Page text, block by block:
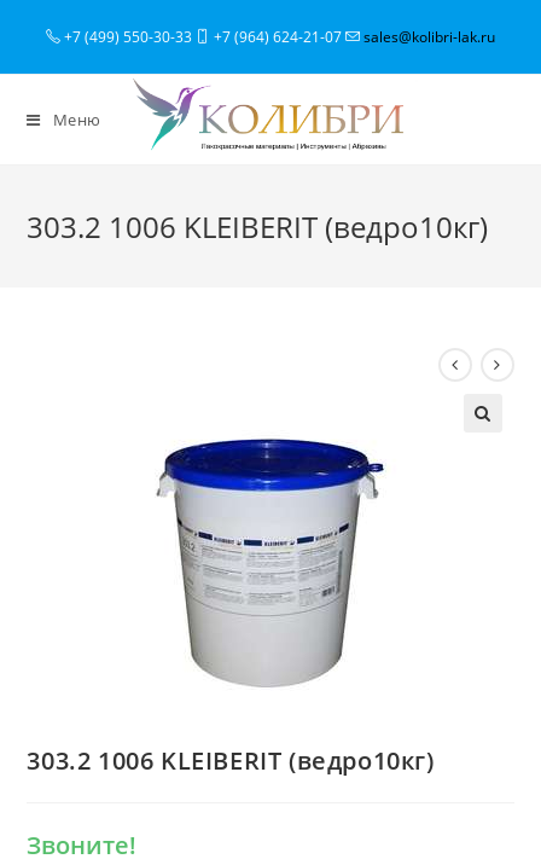
+7 (499) 550-30-33 +7 (964) 624-21-07 sales@kolibri-lak.ru
Меню
303.2 1006 KLEIBERIT (ведро10кг)
303.2 1006 KLEIBERIT (ведро10кг)
Звоните!